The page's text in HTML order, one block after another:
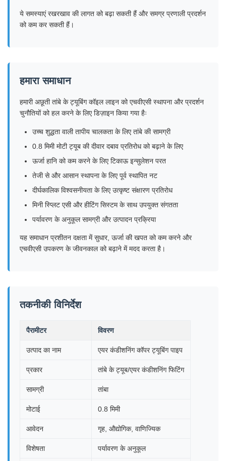
ये समस्याएं रखरखाव की लागत को बढ़ा सकती हैं और समग्र प्रणाली प्रदर्शन
को कम कर सकती हैं।
हमारा समाधान
हमारी अछूती तांबे के ट्यूबिंग कॉइल लाइन को एचवीएसी स्थापना और प्रदर्शन
चुनौतियों को हल करने के लिए डिज़ाइन किया गया हैः
उच्च शुद्धता वाली तापीय चालकता के लिए तांबे की सामग्री
0.8 मिमी मोटी ट्यूब की दीवार दबाव प्रतिरोध को बढ़ाने के लिए
ऊर्जा हानि को कम करने के लिए टिकाऊ इन्सुलेशन परत
तेजी से और आसान स्थापना के लिए पूर्व स्थापित नट
दीर्घकालिक विश्वसनीयता के लिए उत्कृष्ट संक्षारण प्रतिरोध
मिनी स्प्लिट एसी और हीटिंग सिस्टम के साथ उपयुक्त संगतता
पर्यावरण के अनुकूल सामग्री और उत्पादन प्रक्रिया
यह समाधान प्रशीतन दक्षता में सुधार, ऊर्जा की खपत को कम करने और
एचवीएसी उपकरण के जीवनकाल को बढ़ाने में मदद करता है।
तकनीकी विनिर्देश
पैरामीटर विवरण
उत्पाद का नाम एयर कंडीशनिंग कॉपर ट्यूबिंग पाइप
प्रकार तांबे के ट्यूब/एयर कंडीशनिंग फिटिंग
सामग्री तांबा
मोटाई 0.8 मिमी
आवेदन गृह, औद्योगिक, वाणिज्यिक
विशेषता पर्यावरण के अनुकूल